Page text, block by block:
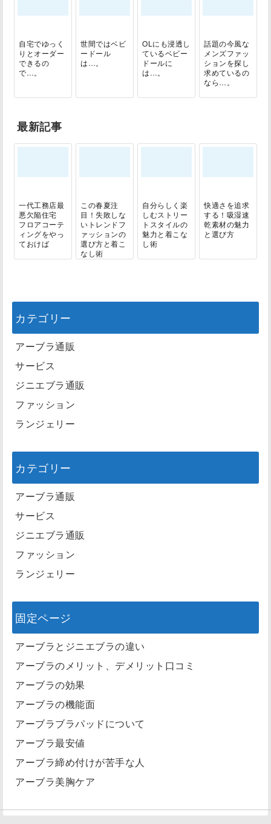
自宅でゆっく
りとオーダー
できるの
で…。
世間ではベビ
ードール
は…。
OLにも浸透し
ているベビー
ドールに
は…。
話題の今風な
メンズファッ
ションを探し
求めているの
なら…。
最新記事
一代工務店最
悪欠陥住宅
フロアコーテ
ィングをやっ
ておけば
この春夏注
目！失敗しな
いトレンドフ
ァッションの
選び方と着こ
なし術
自分らしく楽
しむストリー
トスタイルの
魅力と着こな
し術
快適さを追求
する！吸湿速
乾素材の魅力
と選び方
カテゴリー
アーブラ通販
サービス
ジニエブラ通販
ファッション
ランジェリー
カテゴリー
アーブラ通販
サービス
ジニエブラ通販
ファッション
ランジェリー
固定ページ
アーブラとジニエブラの違い
アーブラのメリット、デメリット口コミ
アーブラの効果
アーブラの機能面
アーブラブラパッドについて
アーブラ最安値
アーブラ締め付けが苦手な人
アーブラ美胸ケア